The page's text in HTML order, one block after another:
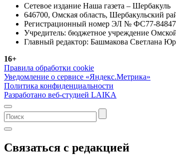
Сетевое издание Наша газета – Шербакуль
646700, Омская область, Шербакульский
Регистрационный номер ЭЛ № ФС77-84847
Учредитель: бюджетное учреждение
Главный редактор: Башмакова Светлана
16+
Правила обработки cookie
Уведомление о сервисе «Яндекс.Метрика»
Политика конфиденциальности
Разработано веб-студией LAIKA
Связаться с редакцией